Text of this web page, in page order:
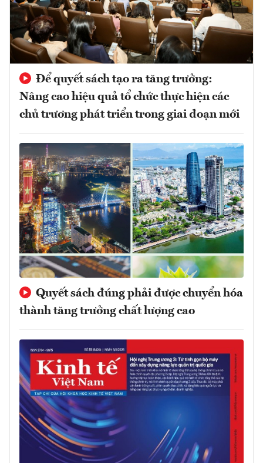
Để quyết sách tạo ra tăng trưởng:
Nâng cao hiệu quả tổ chức thực hiện các
chủ trương phát triển trong giai đoạn mới
Quyết sách đúng phải được chuyển hóa
thành tăng trưởng chất lượng cao